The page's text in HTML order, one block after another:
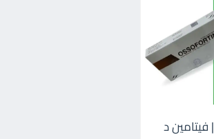
اوسوفورتين 10000 Ossofortin | فيتامين د